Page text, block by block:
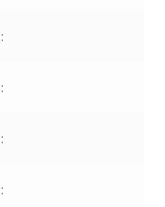
:
:
:
: